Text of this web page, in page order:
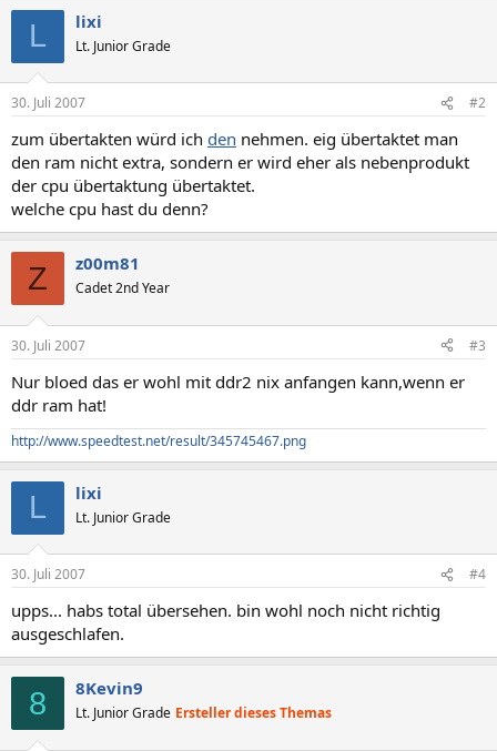
L lixi
Lt. Junior Grade
30. Juli 2007 #2
zum übertakten würd ich den nehmen. eig übertaktet man
den ram nicht extra, sondern er wird eher als nebenprodukt
der cpu übertaktung übertaktet.
welche cpu hast du denn?
Z z00m81
Cadet 2nd Year
30. Juli 2007 #3
Nur bloed das er wohl mit ddr2 nix anfangen kann,wenn er
ddr ram hat!
http://www.speedtest.net/result/345745467.png
L lixi
Lt. Junior Grade
30. Juli 2007 #4
upps... habs total übersehen. bin wohl noch nicht richtig
ausgeschlafen.
8 8Kevin9
Lt. Junior Grade Ersteller dieses Themas